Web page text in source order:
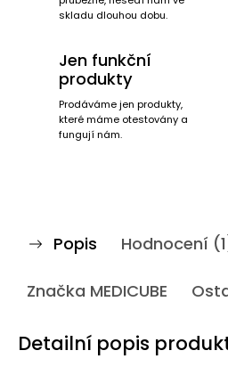
skladu dlouhou dobu.
Jen funkční
produkty
Prodáváme jen produkty,
které máme otestovány a
fungují nám.
Popis Hodnocení
Značka MEDICUBE
Detailní popis